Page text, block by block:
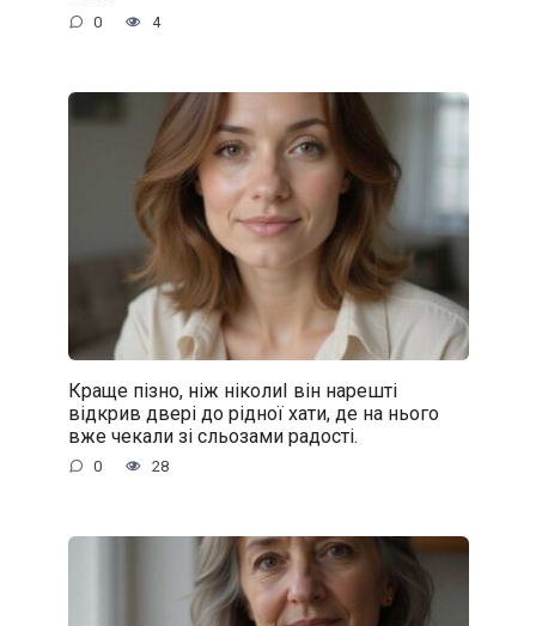
0 4
Краще пізно, ніж ніколиІ він нарешті
відкрив двері до рідної хати, де на нього
вже чекали зі сльозами радості.
0 28